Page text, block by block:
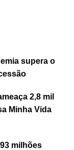
supera o
2,8 mil
Minha Vida
milhões